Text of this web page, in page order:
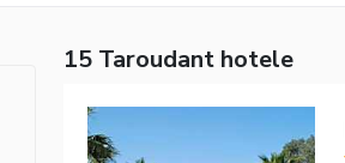
15 Taroudant hotele